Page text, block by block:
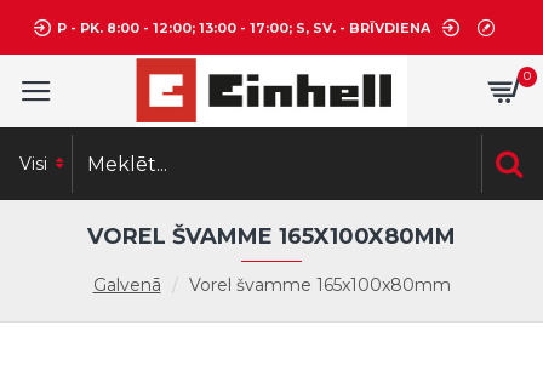
P - PK. 8:00 - 12:00; 13:00 - 17:00; S, SV. - BRĪVDIENA
0
Visi
Galvenā Vorel švamme 165x100x80mm
VOREL ŠVAMME 165X100X80MM